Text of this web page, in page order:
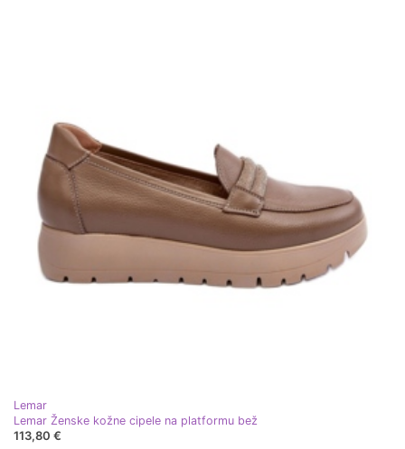
Lemar
Lemar Ženske kožne cipele na platformu bež
113,80 €